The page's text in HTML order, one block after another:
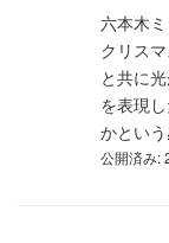
六本木
クリス
と共に
を表現
かとい
公開済み: